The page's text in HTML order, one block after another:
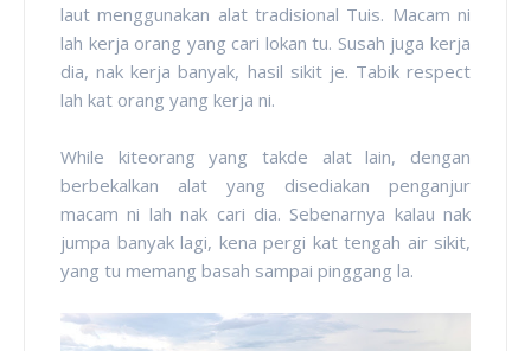
laut menggunakan alat tradisional Tuis. Macam ni
lah kerja orang yang cari lokan tu. Susah juga kerja
dia, nak kerja banyak, hasil sikit je. Tabik respect
lah kat orang yang kerja ni.
While kiteorang yang takde alat lain, dengan
berbekalkan alat yang disediakan penganjur
macam ni lah nak cari dia. Sebenarnya kalau nak
jumpa banyak lagi, kena pergi kat tengah air sikit,
yang tu memang basah sampai pinggang la.